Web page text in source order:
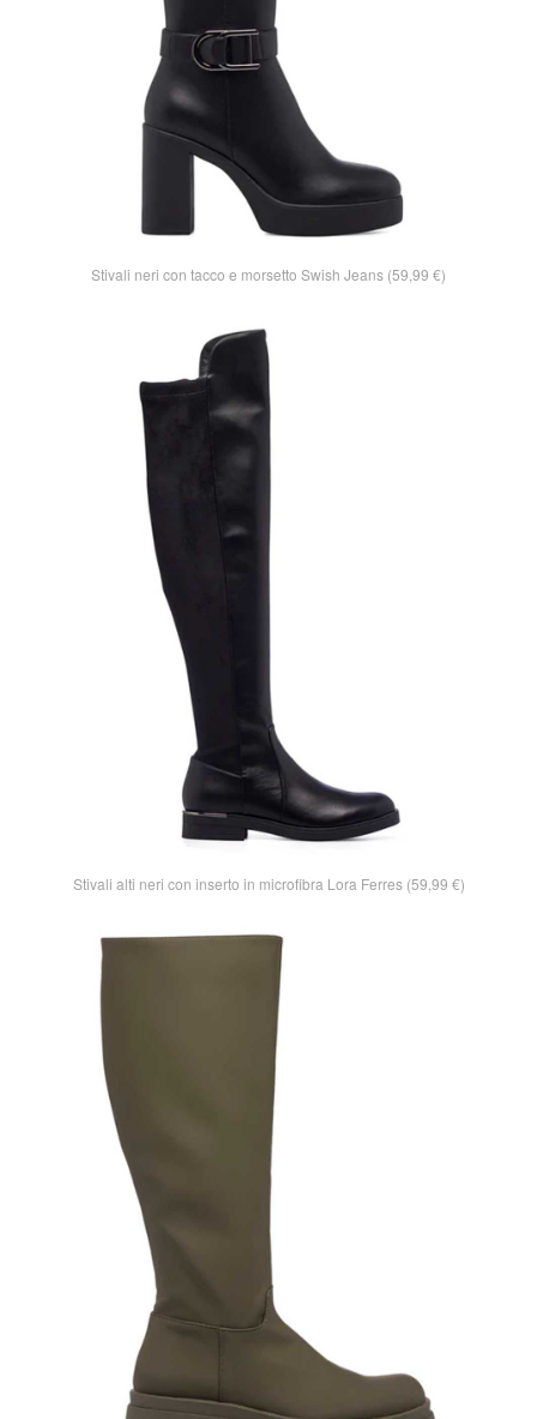
Stivali neri con tacco e morsetto Swish Jeans (59,99 €)
Stivali alti neri con inserto in microfibra Lora Ferres (59,99 €)